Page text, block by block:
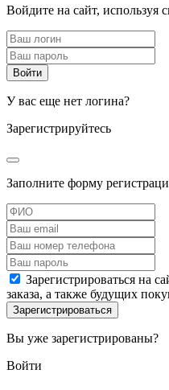
Войдите на сайт, используя
У вас еще нет логина?
Зарегистрируйтесь
Заполните форму
Зарегистрироваться на
заказа, а также будущих
Вы уже зарегистрированы?
Войти